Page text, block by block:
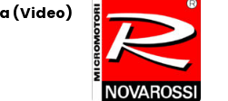
(Video)